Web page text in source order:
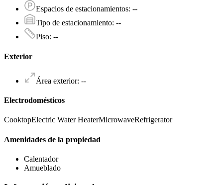
Espacios de estacionamientos: --
Tipo de estacionamiento: --
Piso: --
Exterior
Área exterior: --
Electrodomésticos
CooktopElectric Water HeaterMicrowaveRefrigerator
Amenidades de la propiedad
Calentador
Amueblado